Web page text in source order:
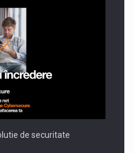
de securitate